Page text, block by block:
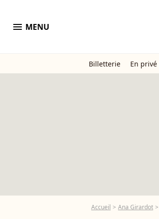
menu MENU
Billetterie En privé
Accueil Ana Girardot